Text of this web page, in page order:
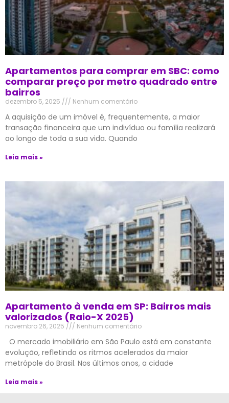
Apartamentos para comprar em SBC: como
comparar preço por metro quadrado entre
bairros
dezembro 5, 2025 Nenhum comentário
A aquisição de um imóvel é, frequentemente, a maior
transação financeira que um indivíduo ou família realizará
ao longo de toda a sua vida. Quando
Leia mais »
Apartamento à venda em SP: Bairros mais
valorizados (Raio-X 2025)
novembro 26, 2025 Nenhum comentário
O mercado imobiliário em São Paulo está em constante
evolução, refletindo os ritmos acelerados da maior
metrópole do Brasil. Nos últimos anos, a cidade
Leia mais »